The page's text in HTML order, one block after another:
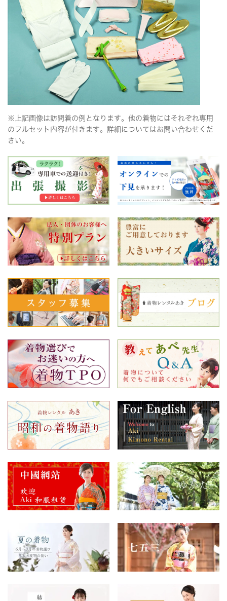
※上記画像は訪問着の例となります。他の着物にはそれぞれ専用
のフルセット内容が付きます。詳細についてはお問い合わせくだ
さい。